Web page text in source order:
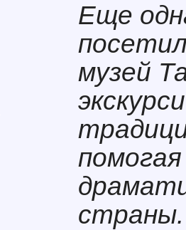
Еще
музей
страны.